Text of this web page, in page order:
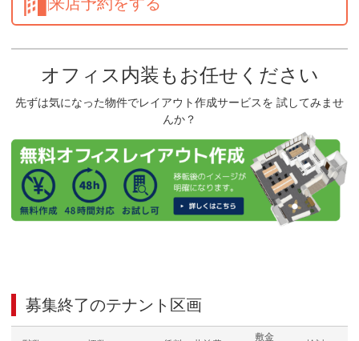
オフィス内装もお任せください
先ずは気になった物件でレイアウト作成サービスを 試してみませ
んか？
募集終了のテナント区画
敷金